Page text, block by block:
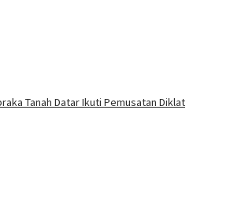
Tanah Datar Ikuti Pemusatan Diklat